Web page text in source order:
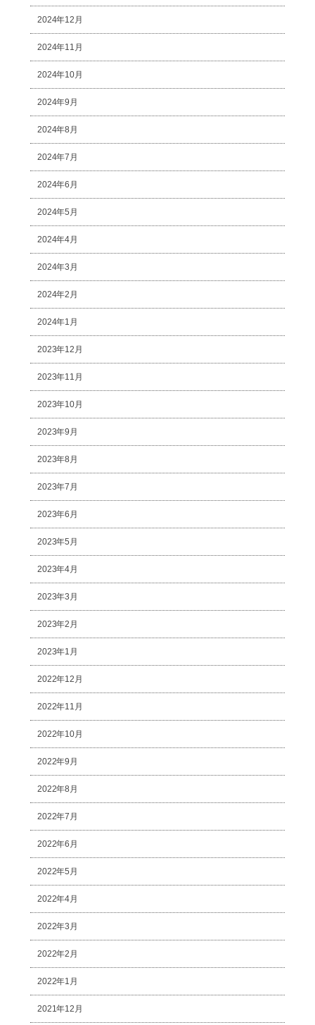
2024年12月
2024年11月
2024年10月
2024年9月
2024年8月
2024年7月
2024年6月
2024年5月
2024年4月
2024年3月
2024年2月
2024年1月
2023年12月
2023年11月
2023年10月
2023年9月
2023年8月
2023年7月
2023年6月
2023年5月
2023年4月
2023年3月
2023年2月
2023年1月
2022年12月
2022年11月
2022年10月
2022年9月
2022年8月
2022年7月
2022年6月
2022年5月
2022年4月
2022年3月
2022年2月
2022年1月
2021年12月